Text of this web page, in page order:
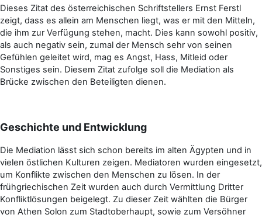
Dieses Zitat des österreichischen Schriftstellers Ernst Ferstl
zeigt, dass es allein am Menschen liegt, was er mit den Mitteln,
die ihm zur Verfügung stehen, macht. Dies kann sowohl positiv,
als auch negativ sein, zumal der Mensch sehr von seinen
Gefühlen geleitet wird, mag es Angst, Hass, Mitleid oder
Sonstiges sein. Diesem Zitat zufolge soll die Mediation als
Brücke zwischen den Beteiligten dienen.
Geschichte und Entwicklung
Die Mediation lässt sich schon bereits im alten Ägypten und in
vielen östlichen Kulturen zeigen. Mediatoren wurden eingesetzt,
um Konflikte zwischen den Menschen zu lösen. In der
frühgriechischen Zeit wurden auch durch Vermittlung Dritter
Konfliktlösungen beigelegt. Zu dieser Zeit wählten die Bürger
von Athen Solon zum Stadtoberhaupt, sowie zum Versöhner